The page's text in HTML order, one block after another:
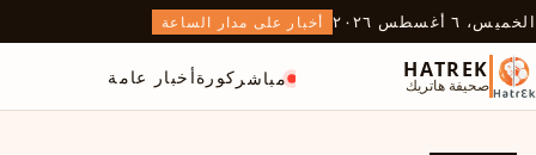
الخميس، ٦ أغسطس ٢٠٢٦ أخبار على مدار الساعة
HATREK
صحيفة هاتريك مباشر كورةأخبار عامة